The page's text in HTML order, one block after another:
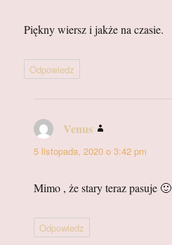
Piękny wiersz i jakże na czasie.
Odpowiedz
Venus
5 listopada, 2020 o 3:42 pm
Mimo , że stary teraz pasuje 🙂
Odpowiedz